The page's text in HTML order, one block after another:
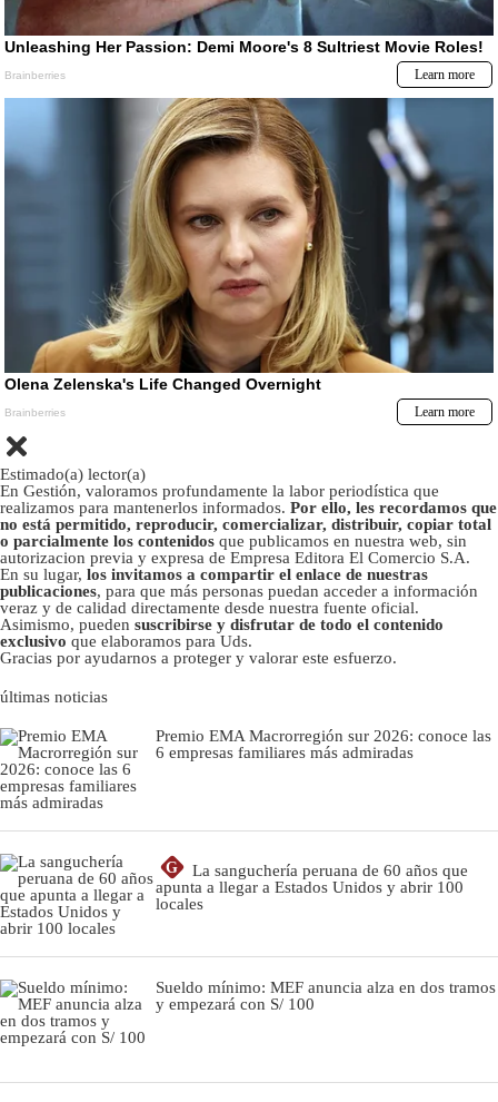
Estimado(a) lector(a)
En Gestión, valoramos profundamente la labor periodística que
realizamos para mantenerlos informados. Por ello, les recordamos que
no está permitido, reproducir, comercializar, distribuir, copiar total
o parcialmente los contenidos que publicamos en nuestra web, sin
autorizacion previa y expresa de Empresa Editora El Comercio S.A.
En su lugar, los invitamos a compartir el enlace de nuestras
publicaciones, para que más personas puedan acceder a información
veraz y de calidad directamente desde nuestra fuente oficial.
Asimismo, pueden suscribirse y disfrutar de todo el contenido
exclusivo que elaboramos para Uds.
Gracias por ayudarnos a proteger y valorar este esfuerzo.
últimas noticias
Premio EMA Macrorregión sur 2026: conoce las
6 empresas familiares más admiradas
G
La sanguchería peruana de 60 años que
apunta a llegar a Estados Unidos y abrir 100
locales
Sueldo mínimo: MEF anuncia alza en dos tramos
y empezará con S/ 100